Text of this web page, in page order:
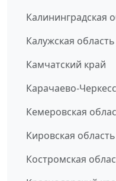
Калининградская
Калужская область
Камчатский край
Карачаево-
Кемеровская
Кировская область
Костромская